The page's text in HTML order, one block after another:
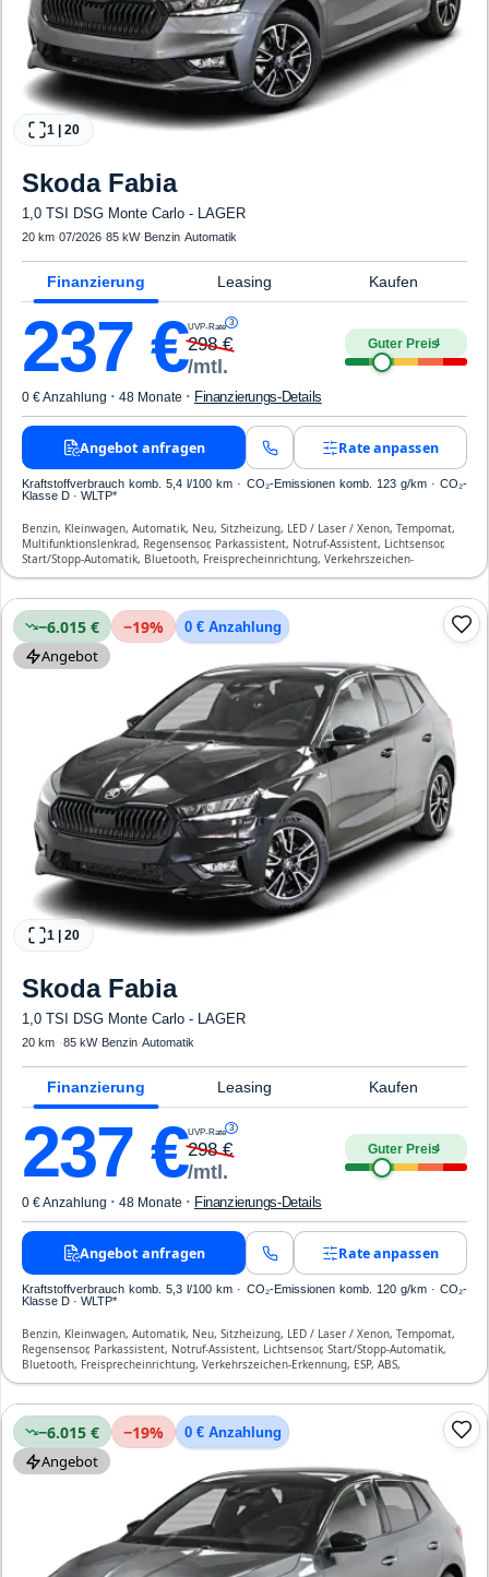
1 20
Skoda Fabia
1,0 TSI DSG Monte Carlo - LAGER
20 km·07/2026·85 kW· Benzin·Automatik
Finanzierung Leasing Kaufen
237 €UVP-Rate 3
298€
/mtl.
Guter Preis4
0 € Anzahlung · 48 Monate · Finanzierungs-Details
Angebot anfragen Rate anpassen
Kraftstoffverbrauch komb. 5,4 l/100 km · CO₂-Emissionen komb. 123 g/km · CO₂-
Klasse D · WLTP*
Benzin, Kleinwagen, Automatik, Neu, Sitzheizung, LED / Laser / Xenon, Tempomat,
Multifunktionslenkrad, Regensensor, Parkassistent, Notruf-Assistent, Lichtsensor,
Start/Stopp-Automatik, Bluetooth, Freisprecheinrichtung, Verkehrszeichen-
Erkennung, ESP, ABS, Klimaautomatik, Front-, Seiten- und weitere Airbags
−6.015 € −19% 0 € Anzahlung
Angebot
1 20
Skoda Fabia
1,0 TSI DSG Monte Carlo - LAGER
20 km· ·85 kW· Benzin·Automatik
Finanzierung Leasing Kaufen
237 €UVP-Rate 3
298€
/mtl.
Guter Preis4
0 € Anzahlung · 48 Monate · Finanzierungs-Details
Angebot anfragen Rate anpassen
Kraftstoffverbrauch komb. 5,3 l/100 km · CO₂-Emissionen komb. 120 g/km · CO₂-
Klasse D · WLTP*
Benzin, Kleinwagen, Automatik, Neu, Sitzheizung, LED / Laser / Xenon, Tempomat,
Regensensor, Parkassistent, Notruf-Assistent, Lichtsensor, Start/Stopp-Automatik,
Bluetooth, Freisprecheinrichtung, Verkehrszeichen-Erkennung, ESP, ABS,
Klimatisierung, Front-, Seiten- und weitere Airbags
−6.015 € −19% 0 € Anzahlung
Angebot